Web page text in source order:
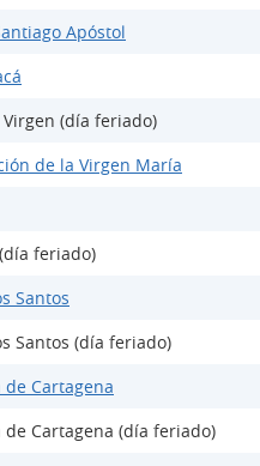
Apóstol
(día feriado)
de la Virgen María
feriado)
Santos
Santos (día feriado)
Cartagena
Cartagena (día feriado)